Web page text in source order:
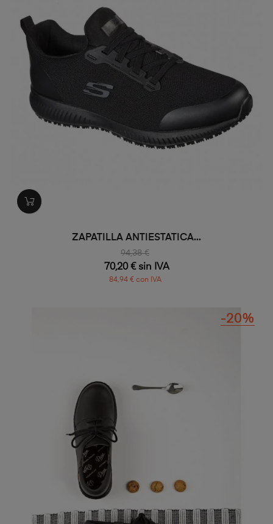
ZAPATILLA ANTIESTATICA...
94,38 €
70,20 € sin IVA
84,94 € con IVA
-20%